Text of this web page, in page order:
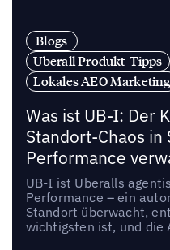
Blogs
Uberall Produkt-Tipps
Lokales AEO Marketing
Was ist UB-I: Der
Standort-Chaos in
Performance
UB-I ist Uberalls
Performance – ein
Standort überwacht,
wichtigsten ist, und die